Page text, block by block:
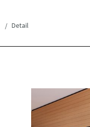
Detail